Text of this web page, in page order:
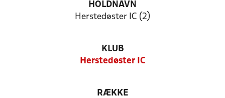
HOLDNAVN
Herstedøster IC (2)
KLUB
Herstedøster IC
RÆKKE